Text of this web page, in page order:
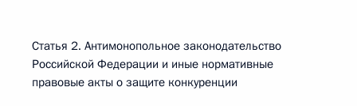
Статья 2. Антимонопольное законодательство
Российской Федерации и иные нормативные
правовые акты о защите конкуренции